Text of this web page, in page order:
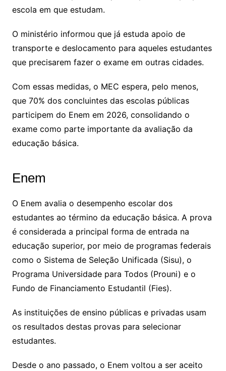
escola em que estudam.
O ministério informou que já estuda apoio de
transporte e deslocamento para aqueles estudantes
que precisarem fazer o exame em outras cidades.
Com essas medidas, o MEC espera, pelo menos,
que 70% dos concluintes das escolas públicas
participem do Enem em 2026, consolidando o
exame como parte importante da avaliação da
educação básica.
Enem
O Enem avalia o desempenho escolar dos
estudantes ao término da educação básica. A prova
é considerada a principal forma de entrada na
educação superior, por meio de programas federais
como o Sistema de Seleção Unificada (Sisu), o
Programa Universidade para Todos (Prouni) e o
Fundo de Financiamento Estudantil (Fies).
As instituições de ensino públicas e privadas usam
os resultados destas provas para selecionar
estudantes.
Desde o ano passado, o Enem voltou a ser aceito